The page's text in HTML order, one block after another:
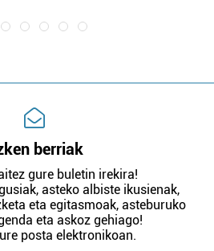
berriak
gure buletin irekira!
asteko albiste ikusienak,
eta egitasmoak, asteburuko
eta askoz gehiago!
posta elektronikoan.